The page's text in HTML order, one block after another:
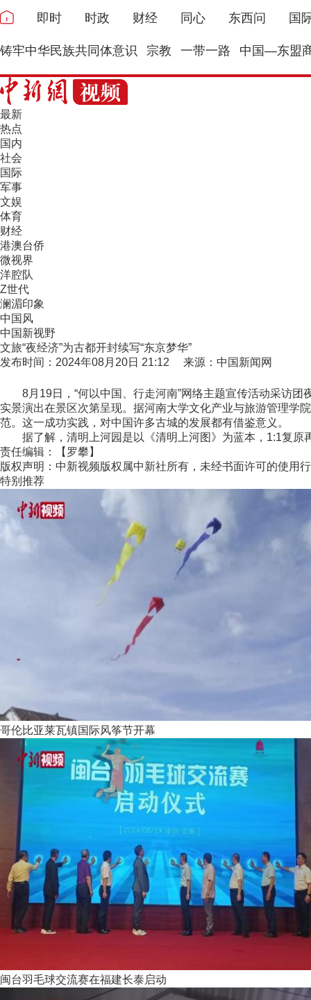
即时 时政 财经 同心 东西问 国
铸牢中华民族共同体意识 宗教 一带一路 中国—东盟
最新
热点
国内
社会
国际
军事
文娱
体育
财经
港澳台侨
微视界
洋腔队
Z世代
澜湄印象
中国风
中国新视野
文旅“夜经济”为古都开封续写“东京梦华”
发布时间：2024年08月20日 21:12 来源：中国新闻网
8月19日，“何以中国、行走河南”网络主题宣传活动采访团
实景演出在景区次第呈现。据河南大学文化产业与旅游管理学
范。这一成功实践，对中国许多古城的发展都有借鉴意义。
据了解，清明上河园是以《清明上河图》为蓝本，1:1复原
责任编辑：【罗攀】
版权声明：中新视频版权属中新社所有，未经书面许可的使用
特别推荐
哥伦比亚莱瓦镇国际风筝节开幕
闽台羽毛球交流赛在福建长泰启动